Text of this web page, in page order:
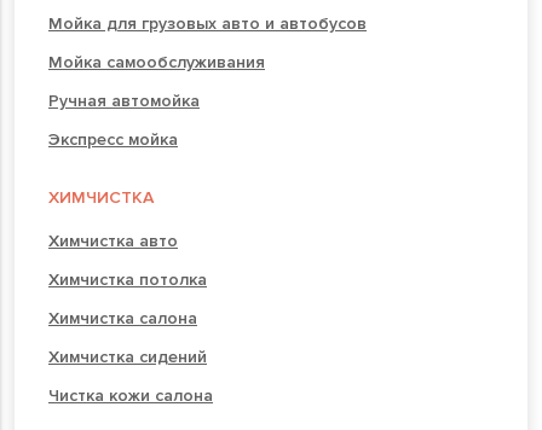
Мойка для грузовых авто и автобусов
Мойка самообслуживания
Ручная автомойка
Экспресс мойка
ХИМЧИСТКА
Химчистка авто
Химчистка потолка
Химчистка салона
Химчистка сидений
Чистка кожи салона